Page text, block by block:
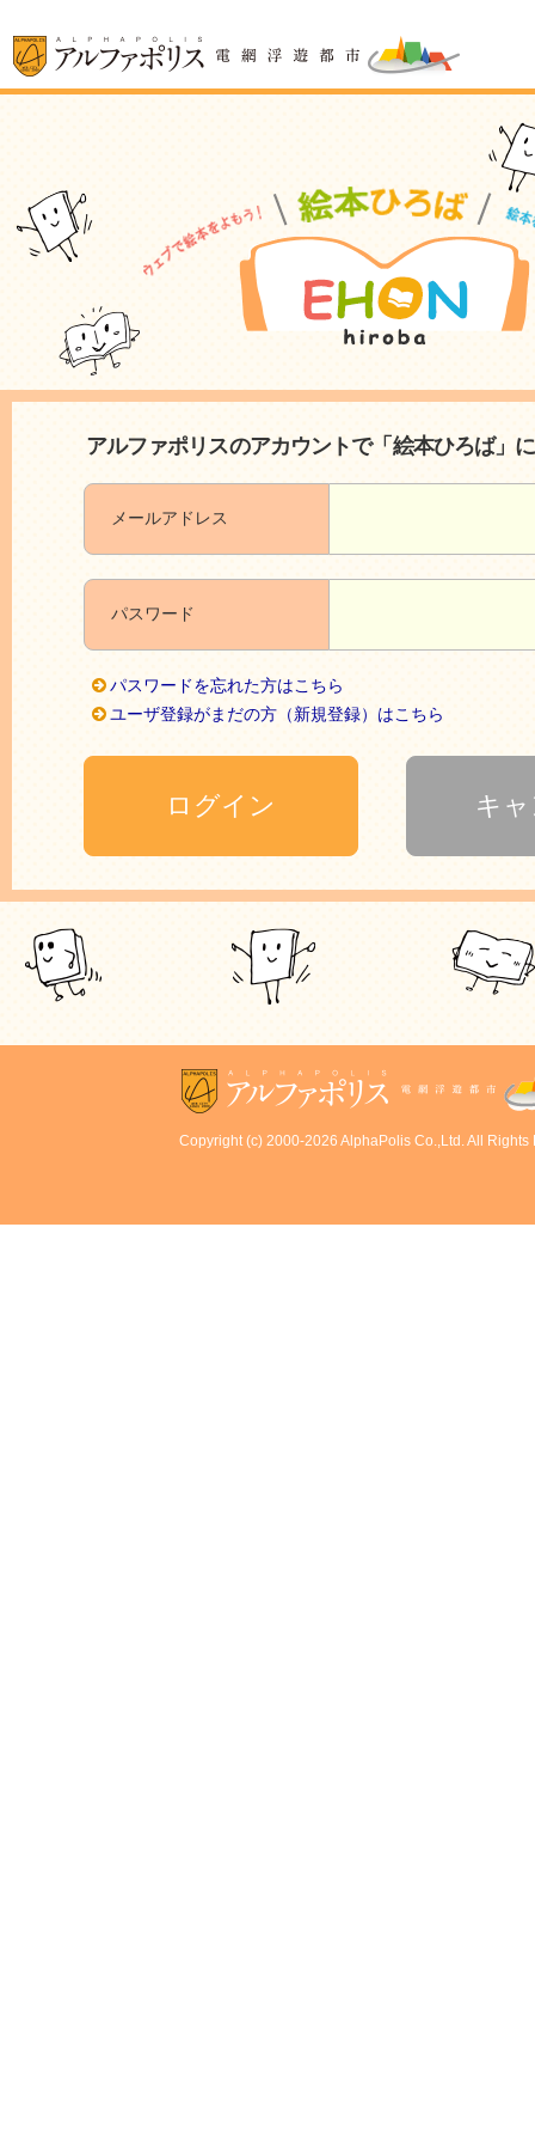
アルファポリスのアカウントで「絵本ひろば」
メールアドレス
パスワード
パスワードを忘れた方はこちら
ユーザ登録がまだの方（新規登録）はこちら
Copyright (c) 2000-2026 AlphaPolis Co.,Ltd. All Rights